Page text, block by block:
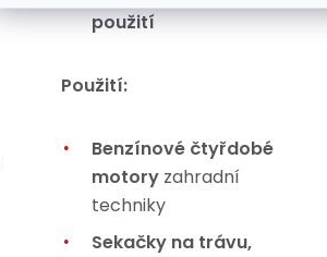
použití
Použití:
Benzínové čtyřdobé
motory zahradní
techniky
Sekačky na trávu,